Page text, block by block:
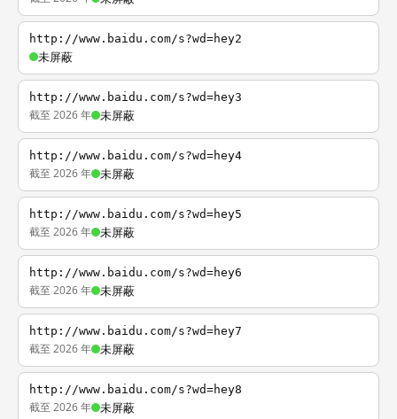
http://www.baidu.com/s?wd=hey2
未屏蔽
http://www.baidu.com/s?wd=hey3
截至 2026 年 未屏蔽
http://www.baidu.com/s?wd=hey4
截至 2026 年 未屏蔽
http://www.baidu.com/s?wd=hey5
截至 2026 年 未屏蔽
http://www.baidu.com/s?wd=hey6
截至 2026 年 未屏蔽
http://www.baidu.com/s?wd=hey7
截至 2026 年 未屏蔽
http://www.baidu.com/s?wd=hey8
截至 2026 年 未屏蔽